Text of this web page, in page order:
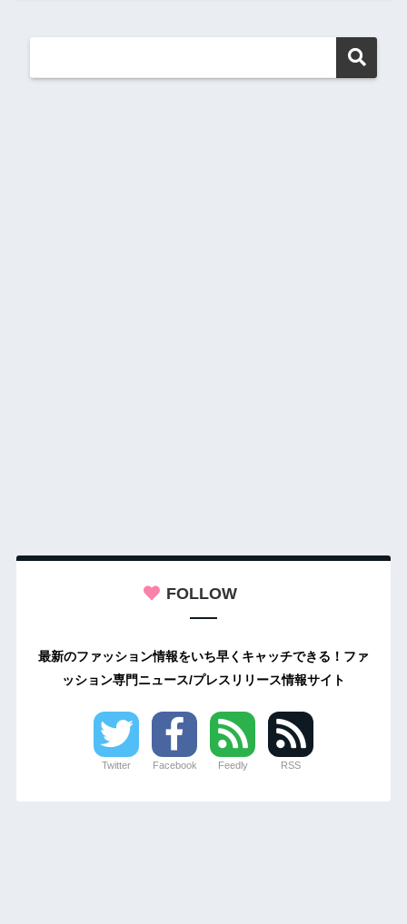
FOLLOW
最新のファッション情報をいち早くキャッチできる！ファ
ッション専門ニュース/プレスリリース情報サイト
Twitter Facebook Feedly RSS